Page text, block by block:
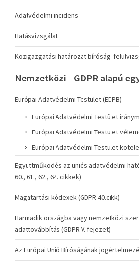
Adatvédelmi incidens
Hatásvizsgálat
Közigazgatási határozat bírósági
Nemzetközi - GDPR alapú
Európai Adatvédelmi Testület (EDPB)
Európai Adatvédelmi Testület
Európai Adatvédelmi Testület
Európai Adatvédelmi Testület
Együttműködés az uniós adatvédelmi
60., 61., 62., 64. cikkek)
Magatartási kódexek (GDPR 40.cikk)
Harmadik országba vagy nemzetközi
adattovábbítás (GDPR V. fejezet)
Az Európai Unió Bíróságának